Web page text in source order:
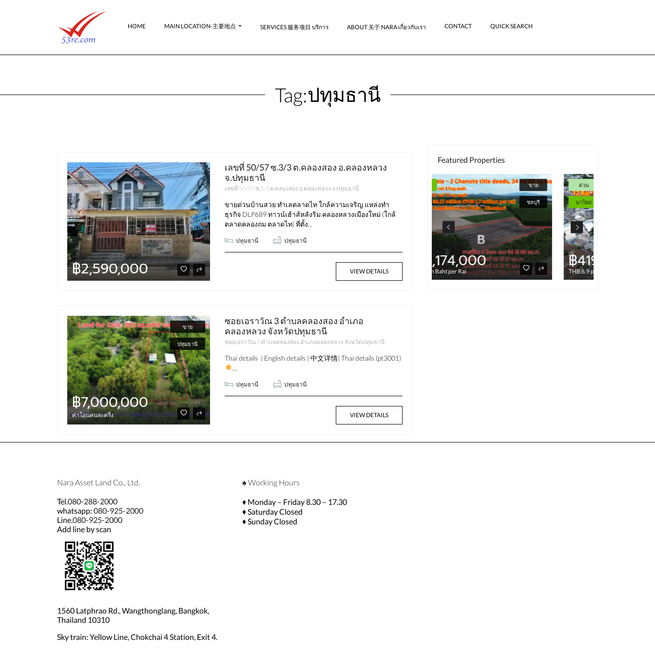
HOME MAIN LOCATION-主要地点 SERVICES 服务项目 บริการ ABOUT 关于 NARA เกี่ยวกับเรา CONTACT QUICK SEARCH
Tag:ปทุมธานี
฿2,590,000
เลขที่ 50/57 ซ.3/3 ต.คลองสอง อ.คลองหลวง
จ.ปทุมธานี
เลขที่ 50/57 ซ.3/3 ต.คลองสอง อ.คลองหลวง จ.ปทุมธานี
ขายด่วนบ้านสวย ทำเลตลาดไท ใกล้ความเจริญ แหล่งทำ
ธุรกิจ DLP689 ทาวน์เฮ้าส์หลังริม คลองหลวงเมืองใหม่ (ใกล้
ตลาดคลองถม ตลาดไท) ที่ตั้ง...
ปทุมธานี ปทุมธานี
VIEW DETAILS
ขาย
ปทุมธานี
฿7,000,000
ค่าโอนคนละครึ่ง
ซอยเอราวัณ 3 ตำบลคลองสอง อำเภอ
คลองหลวง จังหวัดปทุมธานี
ซอยเอราวัณ 3 ตำบลคลองสอง อำเภอคลองหลวง จังหวัดปทุมธานี
Thai details | English details | 中文详情| Thai details (pt3001)
...
ปทุมธานี ปทุมธานี
VIEW DETAILS
Featured Properties
฿2,590,000 ฿58,174,000
ด่วน
มาใหม่
ขาย
ภูเก็ต
฿419,760,000
THB 6.9 per Rai
Nara Asset Land Co., Ltd.
Tel.080-288-2000
whatsapp: 080-925-2000
Line.080-925-2000
Add line by scan
1560 Latphrao Rd., Wangthonglang, Bangkok,
Thailand 10310
Sky train: Yellow Line, Chokchai 4 Station, Exit 4.
♠ Working Hours
♦ Monday – Friday 8.30 – 17.30
♦ Saturday Closed
♦ Sunday Closed